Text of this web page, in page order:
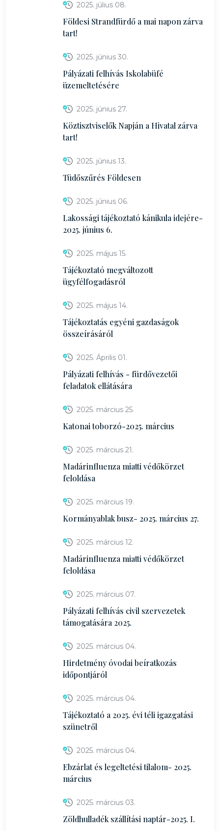
2025. július 08.
Földesi Strandfürdő a mai napon zárva
tart!
2025. június 30.
Pályázati felhívás Iskolabüfé
üzemeltetésére
2025. június 27.
Köztisztviselők Napján a Hivatal zárva
tart!
2025. június 13.
Tüdőszűrés Földesen
2025. június 06.
Lakossági tájékoztató kánikula idejére-
2025. június 6.
2025. május 15.
Tájékoztató megváltozott
ügyfélfogadásról
2025. május 14.
Tájékoztatás egyéni gazdaságok
összeírásáról
2025. Április 01.
Pályázati felhívás - fürdővezetői
feladatok ellátására
2025. március 25.
Katonai toborzó-2025. március
2025. március 21.
Madárinfluenza miatti védőkörzet
feloldása
2025. március 19.
Kormányablak busz- 2025. március 27.
2025. március 12.
Madárinfluenza miatti védőkörzet
feloldása
2025. március 07.
Pályázati felhívás civil szervezetek
támogatására 2025.
2025. március 04.
Hirdetmény óvodai beíratkozás
időpontjáról
2025. március 04.
Tájékoztató a 2025. évi téli igazgatási
szünetről
2025. március 04.
Ebzárlat és legeltetési tilalom- 2025.
március
2025. március 03.
Zöldhulladék szállítási naptár-2025. I.